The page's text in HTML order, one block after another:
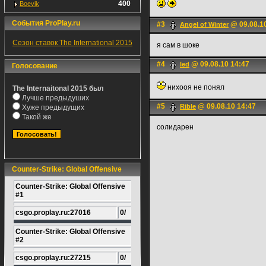
Boevik 400
События ProPlay.ru
Сезон ставок The International 2015
Голосование
The Internaitonal 2015 был
Лучше предыдуших
Хуже предыдущих
Такой же
Counter-Strike: Global Offensive
Counter-Strike: Global Offensive
#1
csgo.proplay.ru:27016 0/
Counter-Strike: Global Offensive
#2
csgo.proplay.ru:27215 0/
#3 Angel of Winter @
я сам в шоке
#4 led @ 09.08.10 14:47
нихооя не понял
#5 Rible @ 09.08.10 14:47
солидарен